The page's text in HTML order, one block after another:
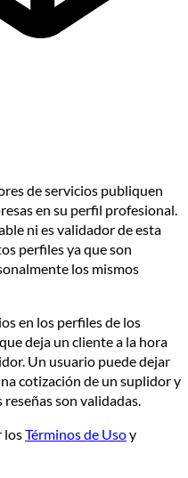
de servicios publiquen
en su perfil profesional.
ni es validador de esta
perfiles ya que son
los mismos
en los perfiles de los
deja un cliente a la hora
Un usuario puede dejar
cotización de un suplidor y
son validadas.
losTérminos de Usoy